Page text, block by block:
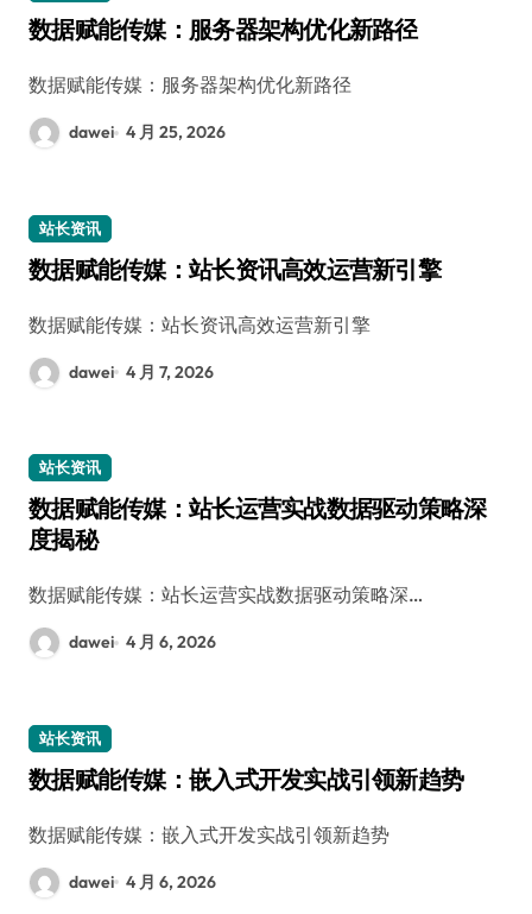
数据赋能传媒：服务器架构优化新路径
数据赋能传媒：服务器架构优化新路径
dawei 4 月 25, 2026
站长资讯
数据赋能传媒：站长资讯高效运营新引擎
数据赋能传媒：站长资讯高效运营新引擎
dawei 4 月 7, 2026
站长资讯
数据赋能传媒：站长运营实战数据驱动策略深
度揭秘
数据赋能传媒：站长运营实战数据驱动策略深…
dawei 4 月 6, 2026
站长资讯
数据赋能传媒：嵌入式开发实战引领新趋势
数据赋能传媒：嵌入式开发实战引领新趋势
dawei 4 月 6, 2026